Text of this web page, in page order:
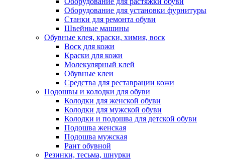
Оборудование для установки фурнитуры
Станки для ремонта обуви
Швейные машины
Обувные клея, краски, химия, воск
Воск для кожи
Краски для кожи
Молекулярный клей
Обувные клеи
Средства для реставрации кожи
Подошвы и колодки для обуви
Колодки для женской обуви
Колодки для мужской обуви
Колодки и подошва для детской обуви
Подошва женская
Подошва мужская
Рант обувной
Резинки, тесьма, шнурки